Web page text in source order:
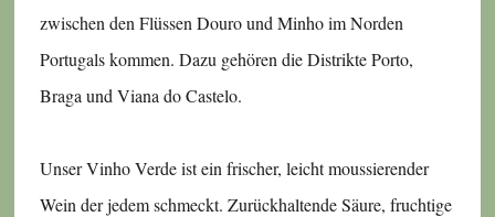
zwischen den Flüssen Douro und Minho im Norden
Portugals kommen. Dazu gehören die Distrikte Porto,
Braga und Viana do Castelo.
Unser Vinho Verde ist ein frischer, leicht moussierender
Wein der jedem schmeckt. Zurückhaltende Säure, fruchtige